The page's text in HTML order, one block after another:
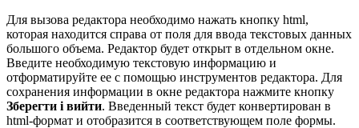
Для вызова редактора необходимо нажать кнопку html,
которая находится справа от поля для ввода текстовых данных
большого объема. Редактор будет открыт в отдельном окне.
Введите необходимую текстовую информацию и
отформатируйте ее с помощью инструментов редактора. Для
сохранения информации в окне редактора нажмите кнопку
Зберегти і вийти. Введенный текст будет конвертирован в
html-формат и отобразится в соответствующем поле формы.